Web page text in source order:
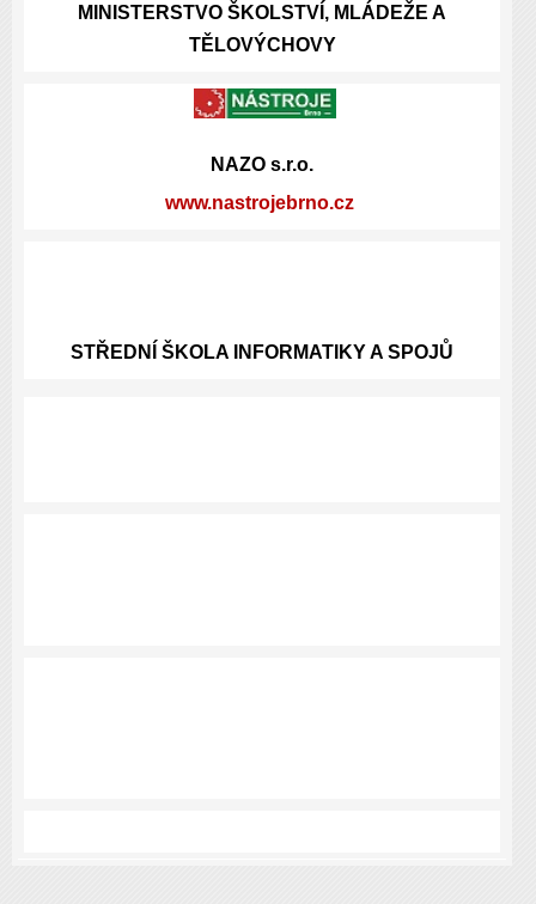
MINISTERSTVO ŠKOLSTVÍ, MLÁDEŽE A
TĚLOVÝCHOVY
NAZO s.r.o.
www.nastrojebrno.cz
STŘEDNÍ ŠKOLA INFORMATIKY A SPOJŮ